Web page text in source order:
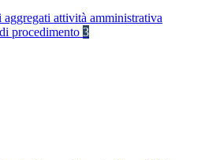
aggregati attività amministrativa
procedimento 3